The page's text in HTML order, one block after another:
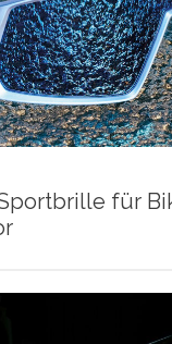
für